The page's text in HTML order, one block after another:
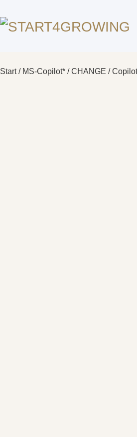
Start/ MS-Copilot* /CHANGE /